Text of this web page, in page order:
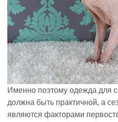
Именно поэтому одежда для
должна быть практичной, а
являются факторами